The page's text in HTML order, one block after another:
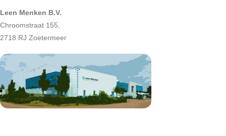
Leen Menken B.V.
Chroomstraat 155,
2718 RJ Zoetermeer